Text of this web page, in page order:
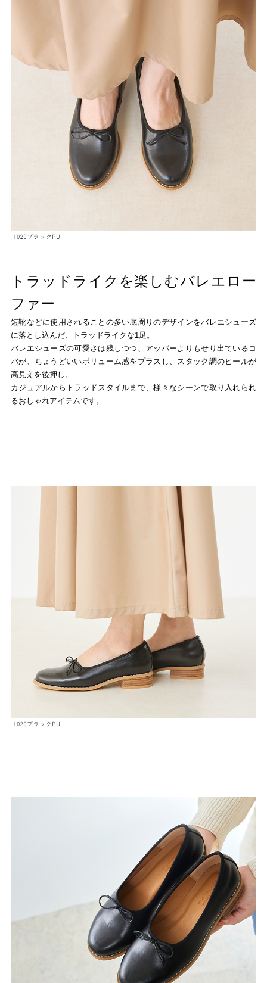
トラッドライクを楽しむバレエロー
ファー
短靴などに使用されることの多い底周りのデザインをバレエシューズ
に落とし込んだ、トラッドライクな1足。
バレエシューズの可愛さは残しつつ、アッパーよりもせり出ているコ
バが、ちょうどいいボリューム感をプラスし、スタック調のヒールが
高見えを後押し。
カジュアルからトラッドスタイルまで、様々なシーンで取り入れられ
るおしゃれアイテムです。